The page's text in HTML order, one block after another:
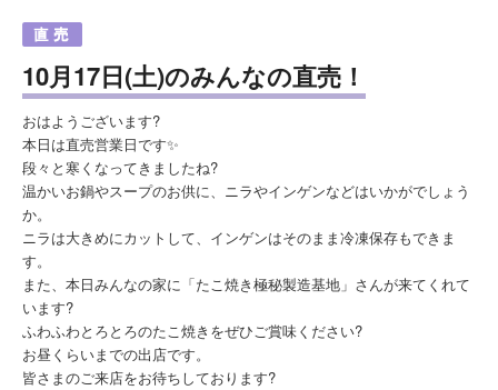
10月17日(土)のみんなの直売！
おはようございます?
本日は直売営業日です✨
段々と寒くなってきましたね?
温かいお鍋やスープのお供に、ニラやインゲンなどはいかがでしょう
か。
ニラは大きめにカットして、インゲンはそのまま冷凍保存もできま
す。
また、本日みんなの家に「たこ焼き極秘製造基地」さんが来てくれて
います?
ふわふわとろとろのたこ焼きをぜひご賞味ください?
お昼くらいまでの出店です。
皆さまのご来店をお待ちしております?